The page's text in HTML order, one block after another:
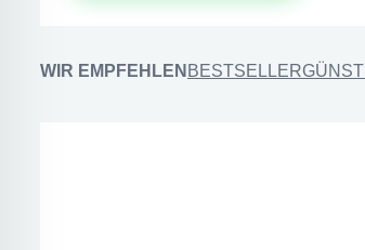
WIR EMPFEHLEN BESTSELLER